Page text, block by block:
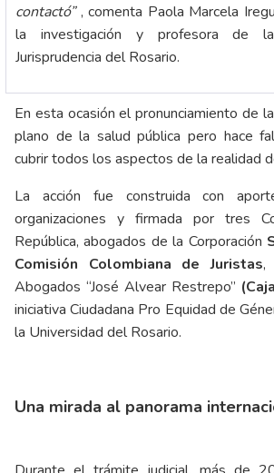
contactó”, comenta Paola Marcela
la investigación y profesora de
Jurisprudencia del Rosario.
En esta ocasión el pronunciamiento de
plano de la salud pública pero hace
cubrir todos los aspectos de la realidad
La acción fue construida con
organizaciones y firmada por tres
República, abogados de la Corporación
Comisión Colombiana de Juristas,
Abogados “José Alvear Restrepo”
iniciativa Ciudadana Pro Equidad de
la Universidad del Rosario.
Una mirada al panorama